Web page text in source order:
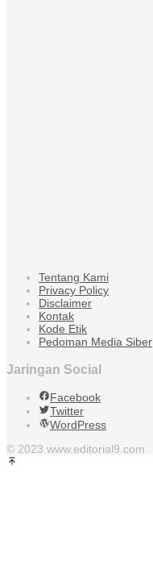
Tentang Kami
Privacy Policy
Disclaimer
Kontak
Kode Etik
Pedoman Media Siber
Jaringan Social
Facebook
Twitter
WordPress
© 2023 www.editorial9.com